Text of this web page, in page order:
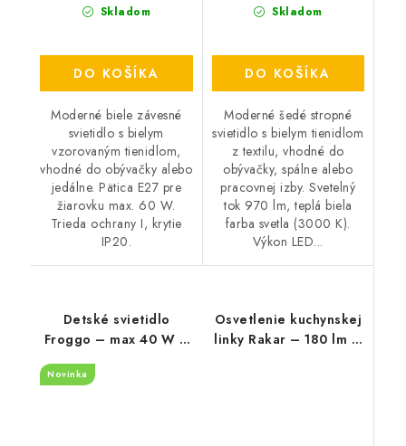
Skladom
DO KOŠÍKA
Moderné biele závesné
svietidlo s bielym
vzorovaným tienidlom,
vhodné do obývačky alebo
jedálne. Pätica E27 pre
žiarovku max. 60 W.
Trieda ochrany I, krytie
IP20.
Skladom
DO KOŠÍKA
Moderné šedé stropné
svietidlo s bielym tienidlom
z textilu, vhodné do
obývačky, spálne alebo
pracovnej izby. Svetelný
tok 970 lm, teplá biela
farba svetla (3000 K).
Výkon LED...
Detské svietidlo
Froggo – max 40 W –
Novinka
Osvetlenie kuchynskej
linky Rakar – 180 lm –